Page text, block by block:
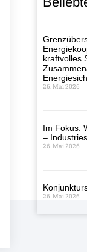
kraftvolles
26. Mai 2026
Im Fokus:
–
26. Mai 2026
26. Mai 2026